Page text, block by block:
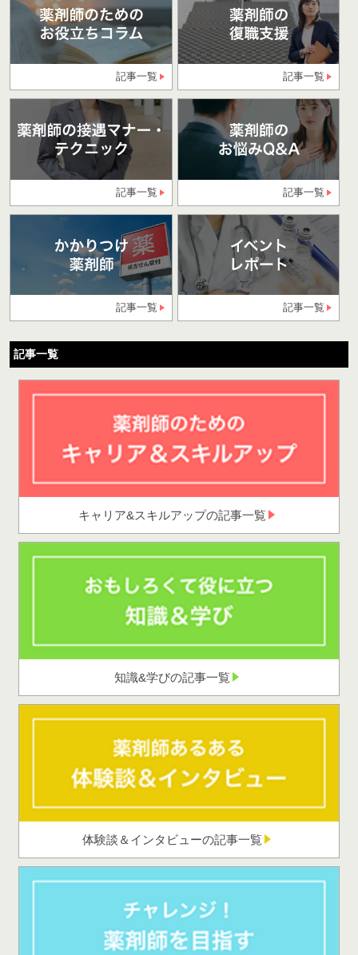
記事一覧 記事一覧
記事一覧 記事一覧
記事一覧 記事一覧
記事一覧
キャリア&スキルアップの記事一覧
知識&学びの記事一覧
体験談＆インタビューの記事一覧